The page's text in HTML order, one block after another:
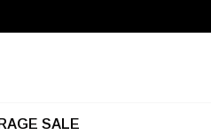
SALE